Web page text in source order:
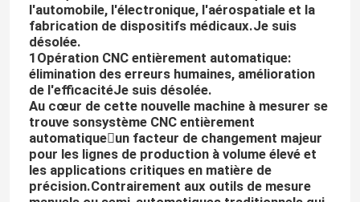
l'automobile, l'électronique, l'aérospatiale et la
fabrication de dispositifs médicaux.Je suis
désolée.
1Opération CNC entièrement automatique:
élimination des erreurs humaines, amélioration
de l'efficacitéJe suis désolée.
Au cœur de cette nouvelle machine à mesurer se
trouve sonsystème CNC entièrement
automatiqueun facteur de changement majeur
pour les lignes de production à volume élevé et
les applications critiques en matière de
précision.Contrairement aux outils de mesure